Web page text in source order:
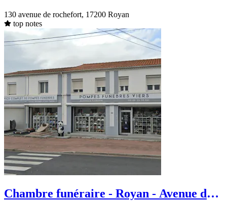
130 avenue de rochefort, 17200 Royan
top notes
Chambre funéraire - Royan - Avenue de